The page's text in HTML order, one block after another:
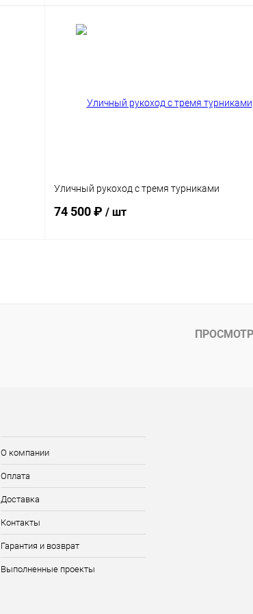
Уличный рукоход с тремя турниками
74 500 ₽ / шт
Купить в 1 клик Сравнение
О компании
Оплата
Доставка
Контакты
Гарантия и возврат
Выполненные проекты